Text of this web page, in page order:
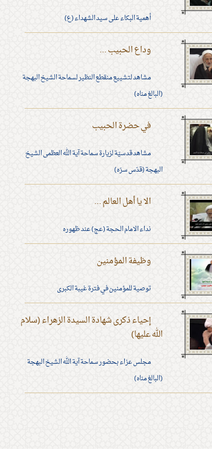
أهمية البكاء على سيد الشهداء (ع)
وداع الحبيب ...
مشاهد لتشييع منقطع النظير لسماحة الشيخ البهجة
(البالغ مناه)
في حضرة الحبيب
مشاهد قدسيّة لزيارة سماحة آية الله العظمى الشيخ
البهجة (قدّس سرّه)
الا يا أهل العالم ...
نداء الامام الحجة (عج) عند ظهوره
وظيفة المؤمنين
توصية للمؤمنين في فترة غيبة الكبرى
إحياء ذكرى شهادة السيدة الزهراء (سلام
الله عليها)
مجلس عزاء بحضور سماحة آية الله الشيخ البهجة
(البالغ مناه)